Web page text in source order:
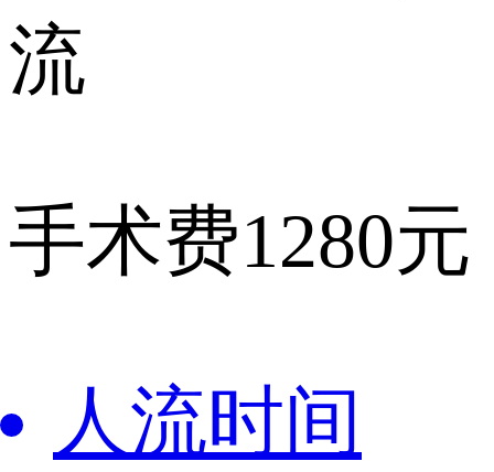
流
手术费1280元
人流时间